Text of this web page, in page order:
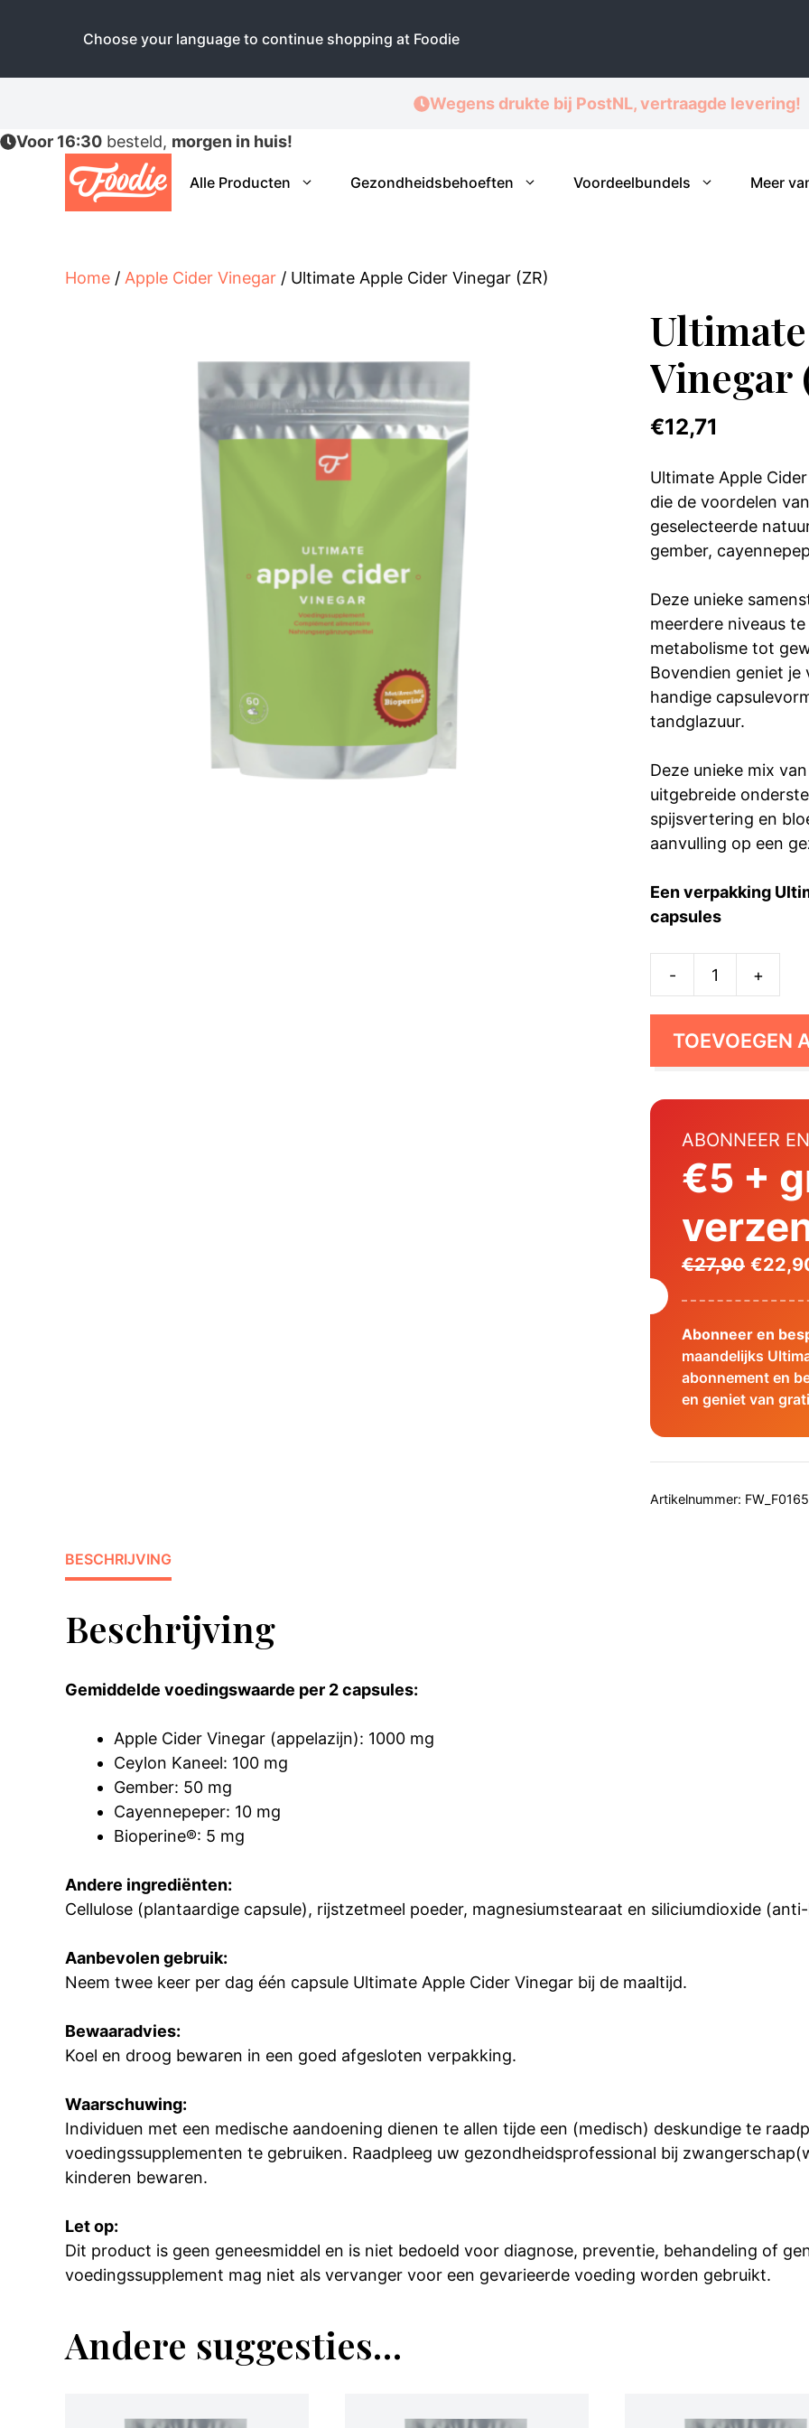
Choose your language to continue shopping at Foodie
de
Wegens drukte bij PostNL, vertraagde levering!
Voor 16:30 besteld, morgen in huis!
Alle Producten Gezondheidsbehoeften Voordeelbundels Meer
Home / Apple Cider Vinegar / Ultimate Apple Cider Vinegar (ZR)
Vinegar
€12,71
Ultimate Apple
die de voordelen
geselecteerde
gember,
Deze unieke
meerdere niveaus
metabolisme tot
Bovendien geniet je
handige
tandglazuur.
Deze unieke mix
uitgebreide
spijsvertering en
aanvulling op een
Een verpakking
capsules
-
Apple
Cider
aantal
+
TOEVOEGEN
ABONNEER
€5 +
€27,90 €
Abonneer en
maandelijks
abonnement en
en geniet van
Artikelnummer:
BESCHRIJVING
Beschrijving
Gemiddelde voedingswaarde per 2 capsules:
Apple Cider Vinegar (appelazijn): 1000 mg
Ceylon Kaneel: 100 mg
Gember: 50 mg
Cayennepeper: 10 mg
Bioperine®: 5 mg
Andere ingrediënten:
Cellulose (plantaardige capsule), rijstzetmeel poeder, magnesiumstearaat en siliciumdioxide
Aanbevolen gebruik:
Neem twee keer per dag één capsule Ultimate Apple Cider Vinegar bij de maaltijd.
Bewaaradvies:
Koel en droog bewaren in een goed afgesloten verpakking.
Waarschuwing:
Individuen met een medische aandoening dienen te allen tijde een (medisch) deskundige te
voedingssupplementen te gebruiken. Raadpleeg uw gezondheidsprofessional bij
kinderen bewaren.
Let op:
Dit product is geen geneesmiddel en is niet bedoeld voor diagnose, preventie, behandeling of
voedingssupplement mag niet als vervanger voor een gevarieerde voeding worden gebruikt.
Andere suggesties…
aantal